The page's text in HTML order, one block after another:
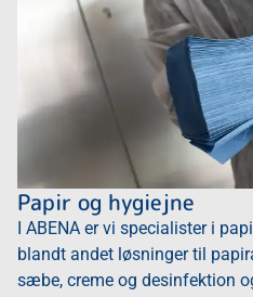
Papir og hygiejne
I ABENA er vi specialister i
blandt andet løsninger til
sæbe, creme og desinfektion